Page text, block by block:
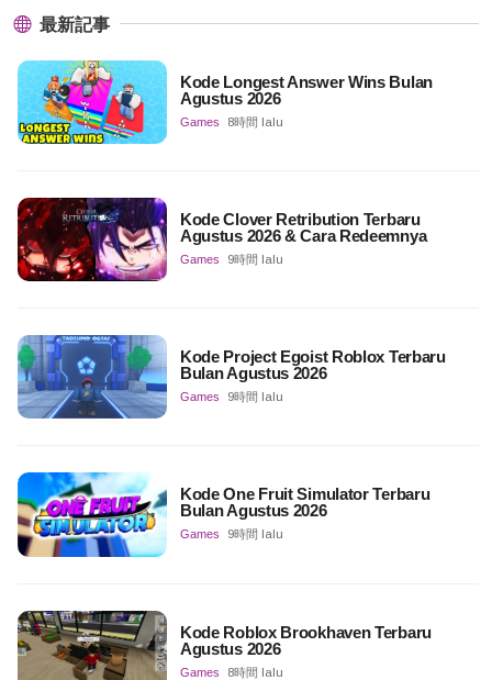
最新記事
Kode Longest Answer Wins Bulan
Agustus 2026
Games 8時間 lalu
Kode Clover Retribution Terbaru
Agustus 2026 & Cara Redeemnya
Games 9時間 lalu
Kode Project Egoist Roblox Terbaru
Bulan Agustus 2026
Games 9時間 lalu
Kode One Fruit Simulator Terbaru
Bulan Agustus 2026
Games 9時間 lalu
Kode Roblox Brookhaven Terbaru
Agustus 2026
Games 8時間 lalu